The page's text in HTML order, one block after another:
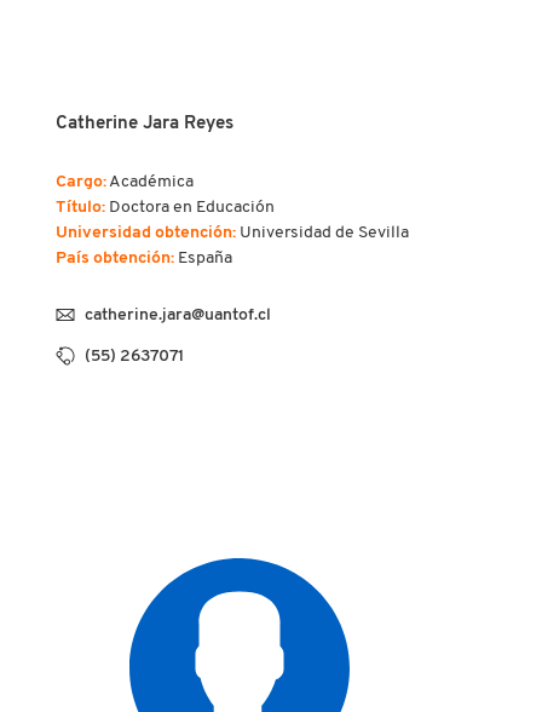
Catherine Jara Reyes
Cargo: Académica
Título: Doctora en Educación
Universidad obtención: Universidad de Sevilla
País obtención: España
catherine.jara@uantof.cl
(55) 2637071